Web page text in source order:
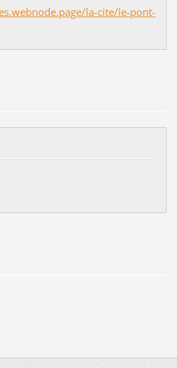
la-cite/le-pont-